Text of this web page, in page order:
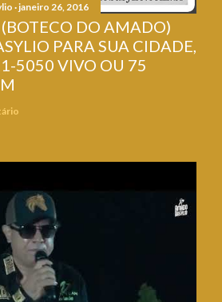
janeiro 26, 2016
DO AMADO)
PARA SUA CIDADE,
5050 VIVO OU 75